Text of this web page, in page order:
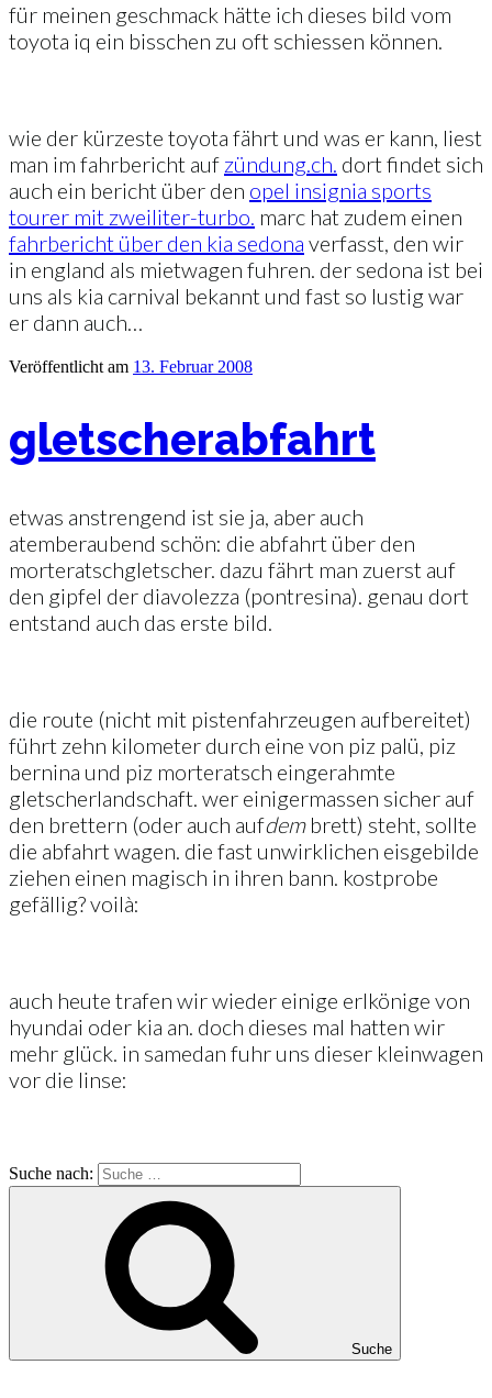
für meinen geschmack hätte ich dieses bild vom
toyota iq ein bisschen zu oft schiessen können.
wie der kürzeste toyota fährt und was er kann, liest
man im fahrbericht auf zündung.ch. dort findet sich
auch ein bericht über den opel insignia sports
tourer mit zweiliter-turbo. marc hat zudem einen
fahrbericht über den kia sedona verfasst, den wir
in england als mietwagen fuhren. der sedona ist bei
uns als kia carnival bekannt und fast so lustig war
er dann auch…
Veröffentlicht am 13. Februar 2008
gletscherabfahrt
etwas anstrengend ist sie ja, aber auch
atemberaubend schön: die abfahrt über den
morteratschgletscher. dazu fährt man zuerst auf
den gipfel der diavolezza (pontresina). genau dort
entstand auch das erste bild.
die route (nicht mit pistenfahrzeugen aufbereitet)
führt zehn kilometer durch eine von piz palü, piz
bernina und piz morteratsch eingerahmte
gletscherlandschaft. wer einigermassen sicher auf
den brettern (oder auch aufdembrett) steht, sollte
die abfahrt wagen. die fast unwirklichen eisgebilde
ziehen einen magisch in ihren bann. kostprobe
gefällig? voilà:
auch heute trafen wir wieder einige erlkönige von
hyundai oder kia an. doch dieses mal hatten wir
mehr glück. in samedan fuhr uns dieser kleinwagen
vor die linse:
Suche nach:
Suche